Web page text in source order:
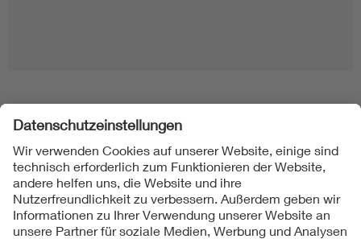
Folgen Sie uns